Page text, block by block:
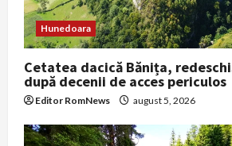
Hunedoara
Cetatea dacică Bănița,
după decenii de acces periculos
Editor RomNews august 5, 2026